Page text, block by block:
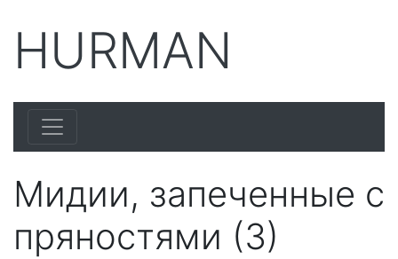
HURMAN
Мидии, запеченные с
пряностями (3)